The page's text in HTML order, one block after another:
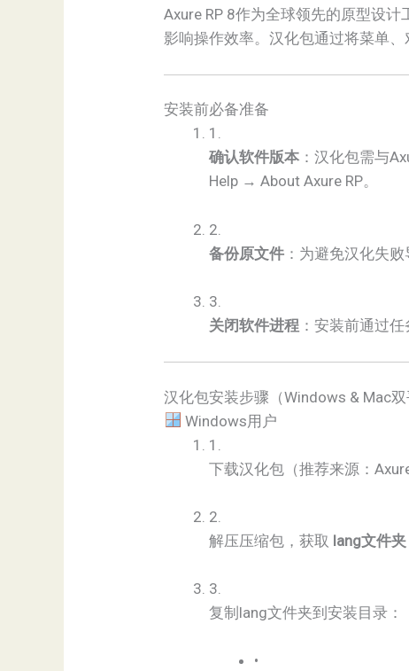
Axure RP 8作为全球领先的原型设计
影响操作效率。汉化包通过将菜单
安装前必备准备
1.
​确认软件版本​ ：汉化包需与
Help → About Axure RP。
2.
​备份原文件​ ：为避免汉化失
3.
​关闭软件进程​ ：安装前通过
汉化包安装步骤（Windows & Mac双
Windows用户
1.
下载汉化包（推荐来源：
2.
解压压缩包，获取 ​ ​lang文件夹​
3.
复制lang文件夹到安装目录：
•